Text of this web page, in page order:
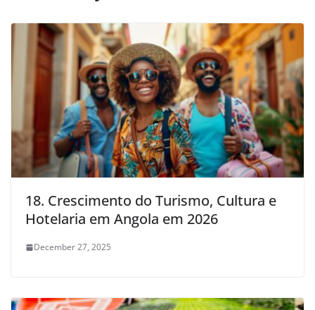
18. Crescimento do Turismo, Cultura e
Hotelaria em Angola em 2026
December 27, 2025